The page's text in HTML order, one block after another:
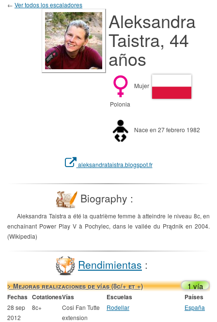
← Ver todos los escaladores
Aleksandra
Taistra, 44
años
Mujer
Polonia
Nace en 27 febrero 1982
aleksandrataistra.blogspot.fr
Biography :
Aleksandra Taistra a été la quatrième femme à atteindre le niveau 8c, en
enchaînant Power Play V à Pochylec, dans le vallée du Prądnik en 2004.
(Wikipedia)
Rendimientas :
> Mejoras realizaciones de vías (8c/+ et +) 1 vía
Fechas CotationesVías Escuelas Países
28 sep
2012
8c+
Cosi Fan Tutte
extension
Rodellar España